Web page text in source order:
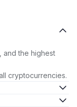
and the highest
cryptocurrencies.